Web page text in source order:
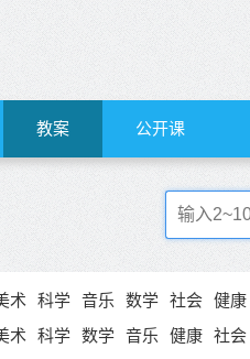
教案 公开课
术 科学 音乐 数学 社会 健康
术 科学 数学 音乐 健康 社会